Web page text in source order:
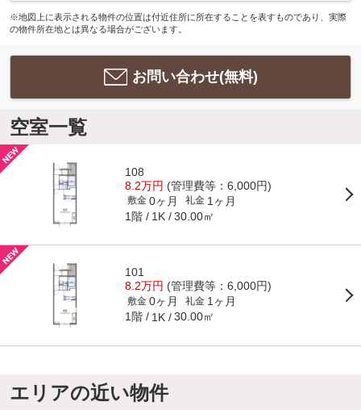
※地図上に表示される物件の位置は付近住所に所在することを表すものであり、実際
の物件所在地とは異なる場合がございます。
お問い合わせ(無料)
空室一覧
108
8.2万円 (管理費等：6,000円)
敷金 0ヶ月 礼金 1ヶ月
1階 1K 30.00㎡
101
8.2万円 (管理費等：6,000円)
敷金 0ヶ月 礼金 1ヶ月
1階 1K 30.00㎡
エリアの近い物件